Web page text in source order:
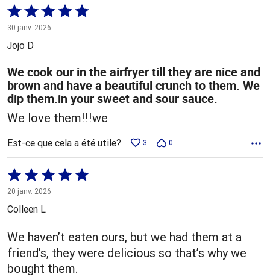
Coté
5 sur
5
30 janv. 2026
Jojo D
We cook our in the airfryer till they are nice and
brown and have a beautiful crunch to them. We
dip them.in your sweet and sour sauce.
We love them!!!we
Est-ce que cela a été utile? 3 0
Coté
5 sur
5
20 janv. 2026
Colleen L
We haven’t eaten ours, but we had them at a
friend’s, they were delicious so that’s why we
bought them.